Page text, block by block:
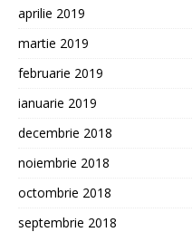
aprilie 2019
martie 2019
februarie 2019
ianuarie 2019
decembrie 2018
noiembrie 2018
octombrie 2018
septembrie 2018